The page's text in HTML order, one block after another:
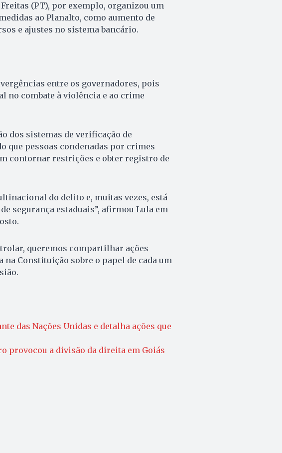
(PT), por exemplo, organizou um
ao Planalto, como aumento de
e ajustes no sistema bancário.
entre os governadores, pois
no combate à violência e ao crime
dos sistemas de verificação de
que pessoas condenadas por crimes
contornar restrições e obter registro de
do delito e, muitas vezes, está
segurança estaduais”, afirmou Lula em
queremos compartilhar ações
Constituição sobre o papel de cada um
das Nações Unidas e detalha ações que
provocou a divisão da direita em Goiás